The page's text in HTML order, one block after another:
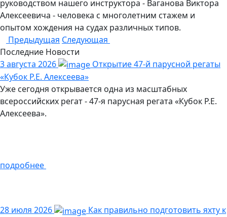
руководством нашего инструктора - Ваганова Виктора
Алексеевича - человека с многолетним стажем и
опытом хождения на судах различных типов.
Предыдущая Следующая
Последние Новости
3 августа 2026
Открытие 47-й парусной регаты
«Кубок Р.Е. Алексеева»
Уже сегодня открывается одна из масштабных
всероссийских регат - 47-я парусная регата «Кубок Р.Е.
Алексеева».
подробнее
28 июля 2026
Как правильно подготовить яхту к